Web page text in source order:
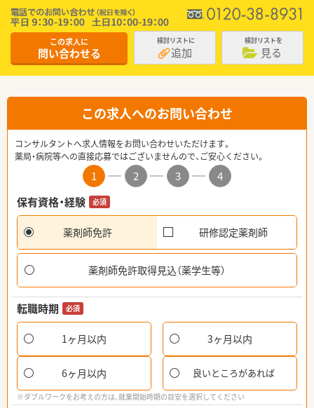
この求人に
問い合わせる
検討リストに
追加
検討リストを
見る
この求人へのお問い合わせ
コンサルタントへ求人情報をお問い合わせいただけます。
薬局・病院等への直接応募ではございませんので、ご安心ください。
1 2 3
4
保有資格・経験
必須
薬剤師免許 研修認定薬剤師
薬剤師免許取得見込（薬学生等）
転職時期 必須
1ヶ月以内 3ヶ月以内
6ヶ月以内 良いところがあれば
※ダブルワークをお考えの方は、就業開始時期の目安を選択してください